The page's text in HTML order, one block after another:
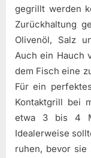
gegrillt werden
Zurückhaltung
Olivenöl, Salz
Auch ein Hauch
dem Fisch eine
Für ein
Kontaktgrill bei
etwa 3 bis 4
Idealerweise
ruhen, bevor sie